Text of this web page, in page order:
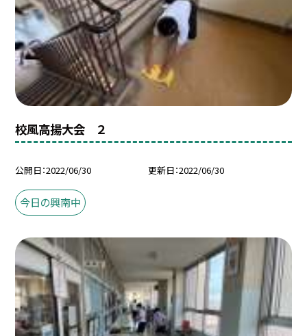
校風高揚大会 ２
公開日 2022/06/30 更新日 2022/06/30
今日の興南中